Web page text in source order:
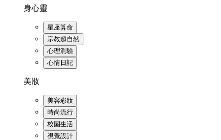
身心靈
星座算命
宗教超自然
心理測驗
心情日記
美妝
美容彩妝
時尚流行
校園生活
視覺設計